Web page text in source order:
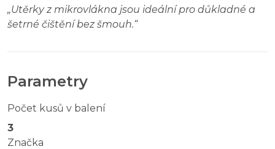
„Utěrky z mikrovlákna jsou ideální pro důkladné a
šetrné čištění bez šmouh.“
Parametry
Počet kusů v balení
3
Značka